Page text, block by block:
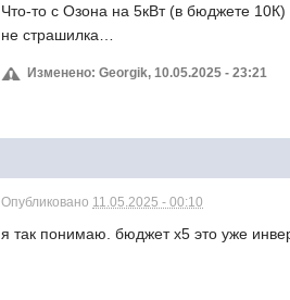
Что-то с Озона на 5кВт (в бюджете
не страшилка…
Изменено: Georgik, 10.05.2025 - 23:21
Опубликовано 11.05.2025 - 00:10
я так понимаю. бюджет х5 это уже